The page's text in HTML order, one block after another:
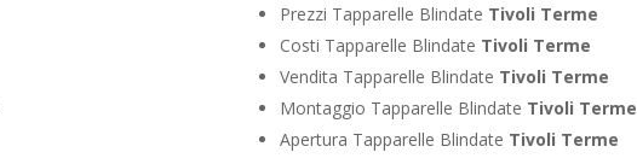
Prezzi Tapparelle Blindate Tivoli Terme
Costi Tapparelle Blindate Tivoli Terme
Vendita Tapparelle Blindate Tivoli Terme
Montaggio Tapparelle Blindate Tivoli Terme
Apertura Tapparelle Blindate Tivoli Terme